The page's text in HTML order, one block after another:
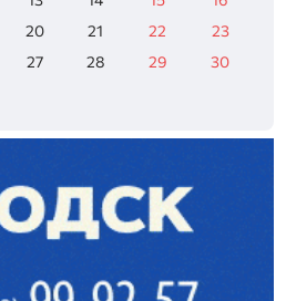
20 21 22
23
27 28 29
30